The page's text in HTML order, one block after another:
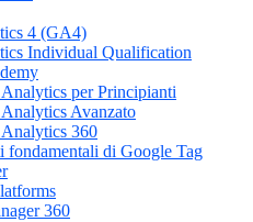
4 (GA4)
Individual Qualification
per Principianti
Avanzato
360
fondamentali di Google Tag
360